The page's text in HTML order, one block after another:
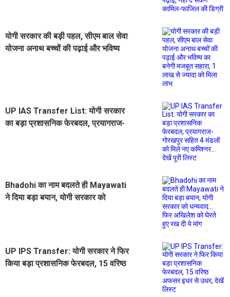
योगी सरकार की बड़ी पहल, सीएम बाल सेवा
योजना अनाथ बच्चों की पढ़ाई और भविष्य
UP IAS Transfer List: योगी सरकार
का बड़ा प्रशासनिक फेरबदल, प्रयागराज-
Bhadohi का नाम बदलते ही Mayawati
ने दिया बड़ा बयान, योगी सरकार को
UP IPS Transfer: योगी सरकार ने फिर
किया बड़ा प्रशासनिक फेरबदल, 15 वरिष्ठ